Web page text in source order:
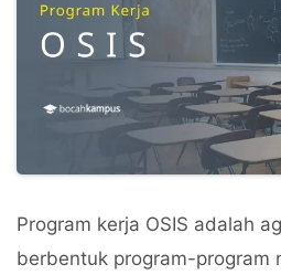
Program kerja OSIS adalah
berbentuk program-program